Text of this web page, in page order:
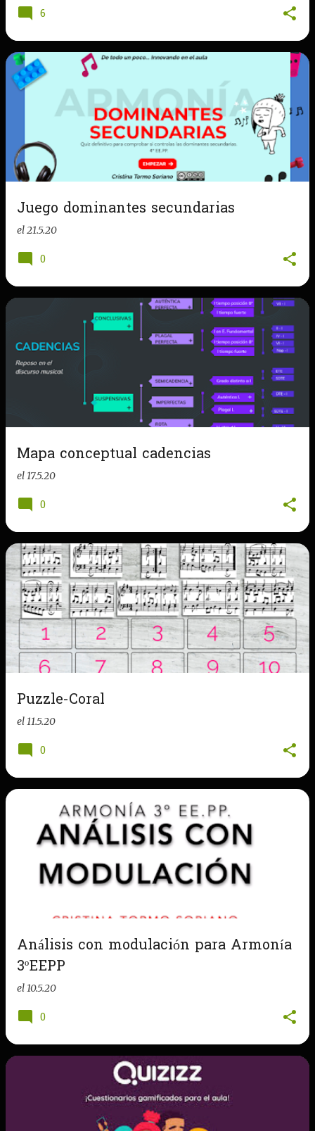
6
Juego dominantes secundarias
el21.5.20
0
Mapa conceptual cadencias
el17.5.20
0
Puzzle-Coral
el11.5.20
0
Análisis con modulación para Armonía
3ºEEPP
el10.5.20
0